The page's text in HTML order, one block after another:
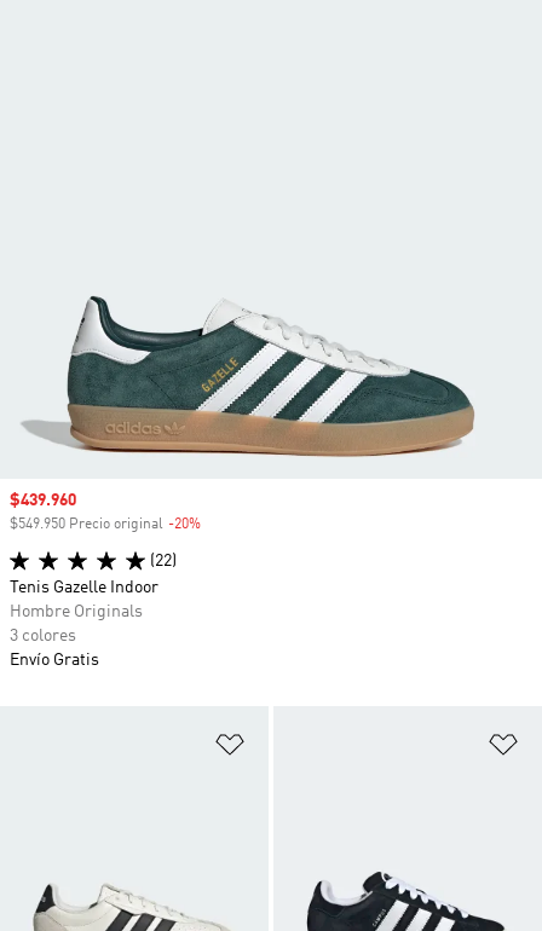
Precio de venta
$439.960
$549.950 Precio original -20%
(22)
Tenis Gazelle Indoor
Hombre Originals
3 colores
Envío Gratis